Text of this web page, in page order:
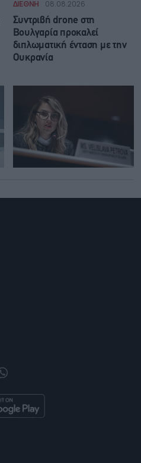
ΔΙΕΘΝΗ 08.08.2026
Συντριβή drone στη
Βουλγαρία προκαλεί
διπλωματική ένταση με την
Ουκρανία